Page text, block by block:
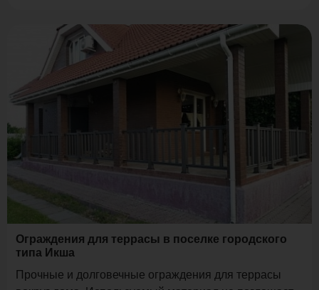
Ограждения для террасы в поселке городского
типа Икша
Прочные и долговечные ограждения для террасы